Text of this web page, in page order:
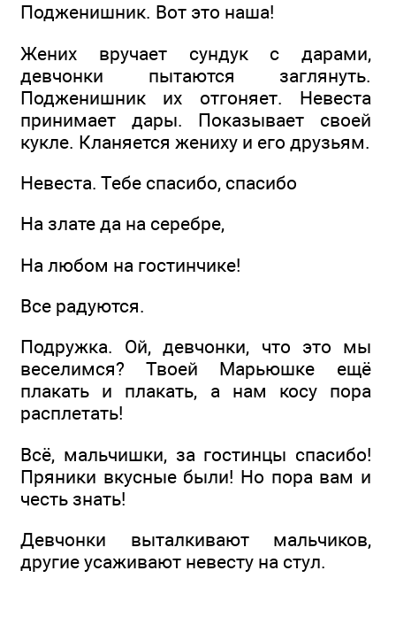
Подженишник. Вот это наша!
Жених вручает сундук с дарами,
девчонки пытаются заглянуть.
Подженишник их отгоняет. Невеста
принимает дары. Показывает своей
кукле. Кланяется жениху и его друзьям.
Невеста. Тебе спасибо, спасибо
На злате да на серебре,
На любом на гостинчике!
Все радуются.
Подружка. Ой, девчонки, что это мы
веселимся? Твоей Марьюшке ещё
плакать и плакать, а нам косу пора
расплетать!
Всё, мальчишки, за гостинцы спасибо!
Пряники вкусные были! Но пора вам и
честь знать!
Девчонки выталкивают мальчиков,
другие усаживают невесту на стул.